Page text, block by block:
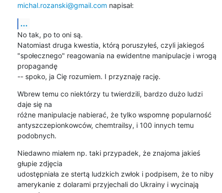
michal.rozanski@gmail.com napisał:
...
No tak, po to oni są.
Natomiast druga kwestia, którą poruszyłeś, czyli jakiegoś
"społecznego" reagowania na ewidentne manipulacje i wrogą
propagandę
-- spoko, ja Cię rozumiem. I przyznaję rację.
Wbrew temu co niektórzy tu twierdzili, bardzo dużo ludzi
daje się na
różne manipulacje nabierać, że tylko wspomnę popularność
antyszczepionkowców, chemtrailsy, i 100 innych temu
podobnych.
Niedawno miałem np. taki przypadek, że znajoma jakieś
głupie zdjęcia
udostępniała ze stertą ludzkich zwłok i podpisem, że to niby
amerykanie z dolarami przyjechali do Ukrainy i wycinają